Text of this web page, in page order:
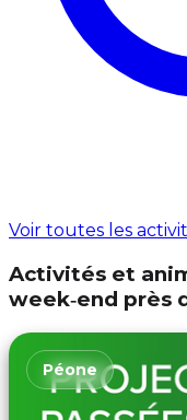
Voir toutes les
Activités et
week‑end près
Péone